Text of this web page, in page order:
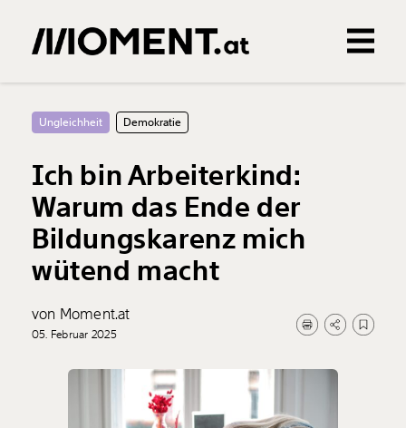
0Treffer
Ungleichheit Demokratie
Ich bin Arbeiterkind:
Warum das Ende der
Bildungskarenz mich
wütend macht
von Moment.at
05. Februar 2025